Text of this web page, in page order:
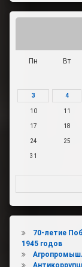
Пн Вт
3 4
10 11
17 18
24 25
31
70-летие
1945 годов